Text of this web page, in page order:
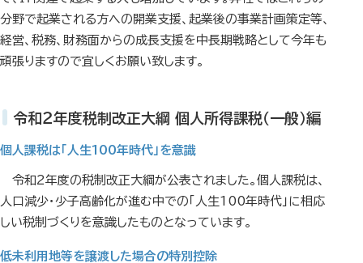
分野で起業される方への開業支援、起業後の事業計画策定等、
経営、税務、財務面からの成長支援を中長期戦略として今年も
頑張りますので宜しくお願い致します。
令和２年度税制改正大綱 個人所得課税（一般）編
個人課税は「人生100年時代」を意識
令和2年度の税制改正大綱が公表されました。個人課税は、
人口減少・少子高齢化が進む中での「人生100年時代」に相応
しい税制づくりを意識したものとなっています。
低未利用地等を譲渡した場合の特別控除